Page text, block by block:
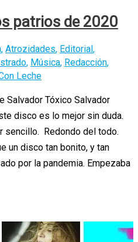
patrios de 2020
, Atrozidades, Editorial ,
, Música, Redacción,
Leche
Salvador Tóxico Salvador
disco es lo mejor sin duda.
sencillo. Redondo del todo.
un disco tan bonito, y tan
por la pandemia. Empezaba